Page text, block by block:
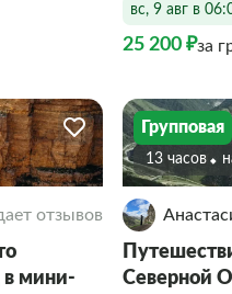
вс, 9 авг в
25 200 ₽за
отзывов
в мини-
Групповая
13 часов
Северной